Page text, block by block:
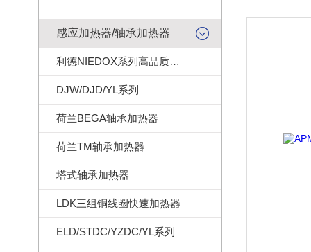
感应加热器/轴承加热器
利德NIEDOX系列高品质轴承加热器
DJW/DJD/YL系列
荷兰BEGA轴承加热器
荷兰TM轴承加热器
塔式轴承加热器
LDK三组铜线圈快速加热器
ELD/STDC/YZDC/YL系列